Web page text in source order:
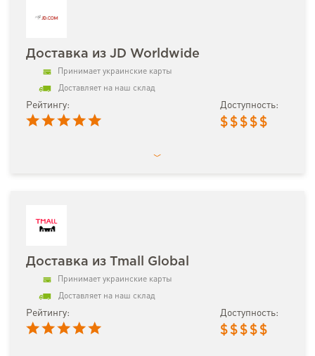
Доставка из JD Worldwide
Принимает украинские карты
Доставляет на наш склад
Рейтингу: Доступность:
$ $ $ $ $
Доставка из Tmall Global
Принимает украинские карты
Доставляет на наш склад
Рейтингу: Доступность:
$ $ $ $ $